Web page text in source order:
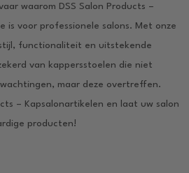
waarom DSS Salon Products –
is voor professionele salons. Met onze
functionaliteit en uitstekende
van kappersstoelen die niet
maar deze overtreffen.
– Kapsalonartikelen en laat uw salon
producten!